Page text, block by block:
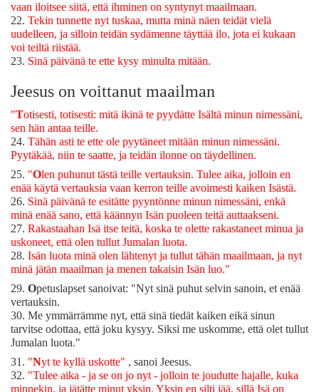
vaan iloitsee siitä, että ihminen on syntynyt maailmaan.
22. Tekin tunnette nyt tuskaa, mutta minä näen teidät vielä
uudelleen, ja silloin teidän sydämenne täyttää ilo, jota ei kukaan
voi teiltä riistää.
23. Sinä päivänä te ette kysy minulta mitään.
Jeesus on voittanut maailman
"Totisesti, totisesti: mitä ikinä te pyydätte Isältä minun nimessäni,
sen hän antaa teille.
24. Tähän asti te ette ole pyytäneet mitään minun nimessäni.
Pyytäkää, niin te saatte, ja teidän ilonne on täydellinen.
25. "Olen puhunut tästä teille vertauksin. Tulee aika, jolloin en
enää käytä vertauksia vaan kerron teille avoimesti kaiken Isästä.
26. Sinä päivänä te esitätte pyyntönne minun nimessäni, enkä
minä enää sano, että käännyn Isän puoleen teitä auttaakseni.
27. Rakastaahan Isä itse teitä, koska te olette rakastaneet minua ja
uskoneet, että olen tullut Jumalan luota.
28. Isän luota minä olen lähtenyt ja tullut tähän maailmaan, ja nyt
minä jätän maailman ja menen takaisin Isän luo."
29. Opetuslapset sanoivat: "Nyt sinä puhut selvin sanoin, et enää
vertauksin.
30. Me ymmärrämme nyt, että sinä tiedät kaiken eikä sinun
tarvitse odottaa, että joku kysyy. Siksi me uskomme, että olet tullut
Jumalan luota."
31. "Nyt te kyllä uskotte" , sanoi Jeesus.
32. "Tulee aika - ja se on jo nyt - jolloin te joudutte hajalle, kuka
minnekin, ja jätätte minut yksin. Yksin en silti jää, sillä Isä on